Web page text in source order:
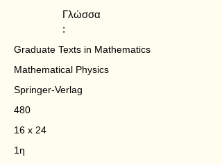
Γλώσσα
:
Graduate Texts in Mathematics
Mathematical Physics
Springer-Verlag
480
16 x 24
1η